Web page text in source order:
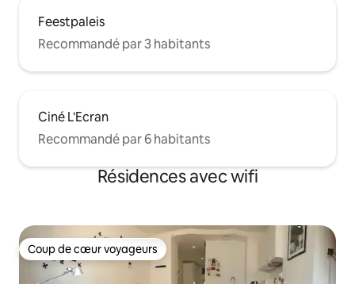
Feestpaleis
Recommandé par 3 habitants
Ciné L'Ecran
Recommandé par 6 habitants
Résidences avec wifi
Coup de cœur voyageurs
Coup de cœur voyageurs